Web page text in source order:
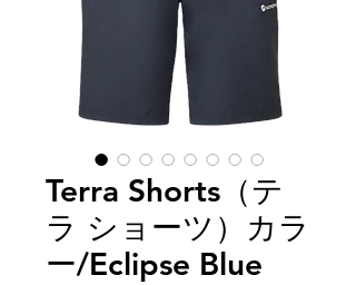
Terra Shorts（テ
ラ ショーツ）カラ
ー/Eclipse Blue